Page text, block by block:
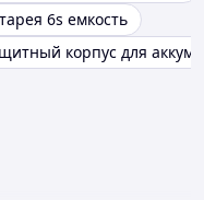
6s емкость
корпус для